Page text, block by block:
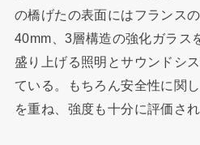
の橋げたの表面にはフランス
40mm、3層構造の強化ガラス
盛り上げる照明とサウンドシ
ている。もちろん安全性に関
を重ね、強度も十分に評価され